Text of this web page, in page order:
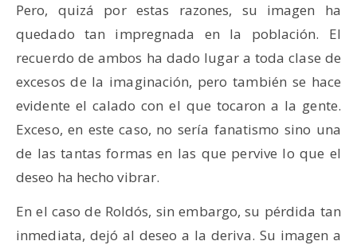
Pero, quizá por estas razones, su imagen ha
quedado tan impregnada en la población. El
recuerdo de ambos ha dado lugar a toda clase de
excesos de la imaginación, pero también se hace
evidente el calado con el que tocaron a la gente.
Exceso, en este caso, no sería fanatismo sino una
de las tantas formas en las que pervive lo que el
deseo ha hecho vibrar.
En el caso de Roldós, sin embargo, su pérdida tan
inmediata, dejó al deseo a la deriva. Su imagen a